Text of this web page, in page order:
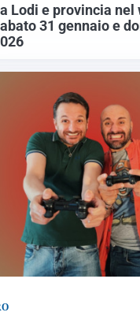
Lodi e provincia nel
31 gennaio e